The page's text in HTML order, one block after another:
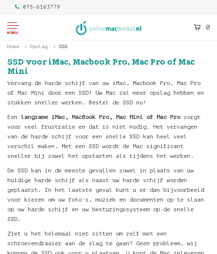
075-6163779
MENU
0
Home Opslag SSD
SSD voor iMac, Macbook Pro, Mac Pro of Mac
Mini
Vervang de harde schijf van uw iMac, Macbook Pro, Mac Pro
of Mac Mini door een SSD! Uw Mac zal meer opslag hebben en
stukken sneller werken. Bestel de SSD nu!
Een langzame iMac, MacBook Pro, Mac Mini of Mac Pro zorgt
voor veel frustratie en dat is niet nodig. Het vervangen
van de harde schijf voor een snelle SSD kan heel veel
verschil maken. Met een SSD wordt de Mac significant
sneller bij zowel het opstarten als tijdens het werken.
De SSD kan in de meeste gevallen zowel in plaats van uw
huidige harde schijf als naast uw harde schijf worden
geplaatst. In het laatste geval kunt u er dan bijvoorbeeld
voor kiezen om uw foto's, muziek en documenten op te slaan
op uw harde schijf en uw besturingssysteem op de snelle
SSD.
Ziet u het helemaal niet zitten om zelf met een
schroevendraaier aan de slag te gaan? Geen probleem, wij